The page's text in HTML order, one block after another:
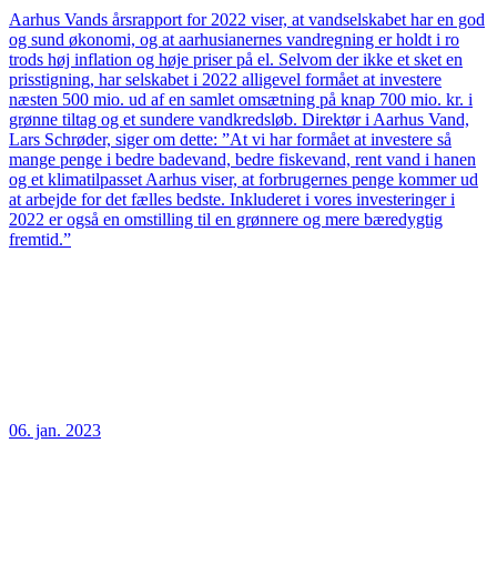
Aarhus Vands årsrapport for 2022 viser, at vandselskabet har en god
og sund økonomi, og at aarhusianernes vandregning er holdt i ro
trods høj inflation og høje priser på el. Selvom der ikke et sket en
prisstigning, har selskabet i 2022 alligevel formået at investere
næsten 500 mio. ud af en samlet omsætning på knap 700 mio. kr. i
grønne tiltag og et sundere vandkredsløb. Direktør i Aarhus Vand,
Lars Schrøder, siger om dette: ”At vi har formået at investere så
mange penge i bedre badevand, bedre fiskevand, rent vand i hanen
og et klimatilpasset Aarhus viser, at forbrugernes penge kommer ud
at arbejde for det fælles bedste. Inkluderet i vores investeringer i
2022 er også en omstilling til en grønnere og mere bæredygtig
fremtid.”
06. jan. 2023